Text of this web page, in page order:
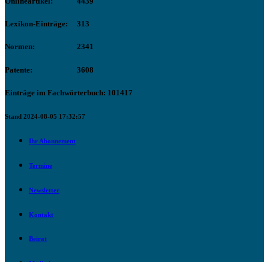
Lexikon-Einträge: 313
Normen: 2341
Patente: 3608
Einträge im Fachwörterbuch: 101417
Stand 2024-08-05 17:32:57
Ihr Abonnement
Termine
Newsletter
Kontakt
Beirat